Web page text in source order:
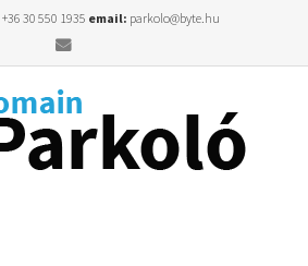
+36 30 550 1935 email: parkolo@byte.hu
Email